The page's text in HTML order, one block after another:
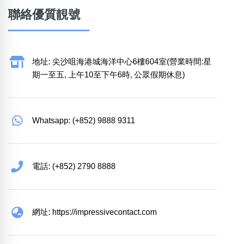
聯絡優質靚號
地址: 尖沙咀海港城海洋中心6樓604室(營業時間:星
期一至五, 上午10至下午6時, 公眾假期休息)
Whatsapp: (+852) 9888 9311
電話: (+852) 2790 8888
網址: https://impressivecontact.com